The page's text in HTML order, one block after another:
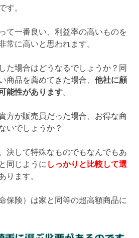
す。
て一番良い、利益率の高いものを
常に高いと思われます。
た場合はどうなるでしょうか？同
商品を薦めてきた場合、 他社に顧
能性があります。
方が販売員だった場合、お得な商
いでしょうか？
決して特殊なものでもなんでもあ
同じように しっかりと比較して選
ります。
保険）は家と同等の超高額商品に